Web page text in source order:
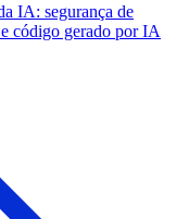
IA: segurança de
código gerado por IA